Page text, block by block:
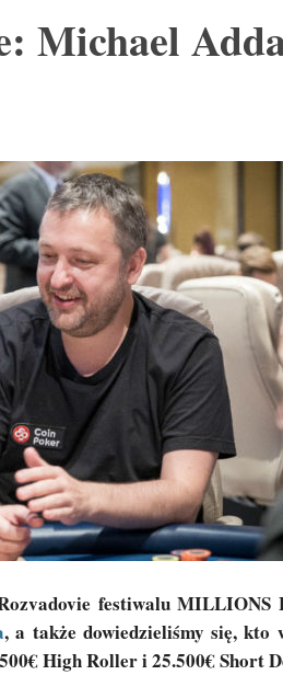
Michael
festiwalu MILLIONS
, a także dowiedzieliśmy się, kto
High Roller i 25.500€ Short